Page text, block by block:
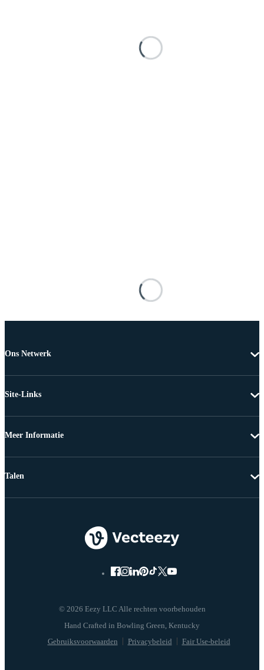
Ons Netwerk
Site-Links
Meer Informatie
© 2026 Eezy LLC Alle rechten voorbehouden
Gebruiksvoorwaarden Privacybeleid Fair Use-beleid
Talen